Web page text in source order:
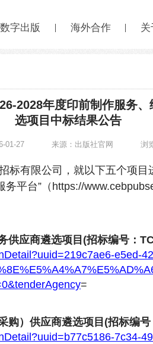
数字出版 海外合作 关
2028年度印前制作服务
选项目中标结果公告
01-27 来源：出版社官网 浏
标有限公司，就以下五个项
务平台”（https://
供应商遴选项目(招标编号：
e5ed-
=
购）供应商遴选项目(招标编
7c34-